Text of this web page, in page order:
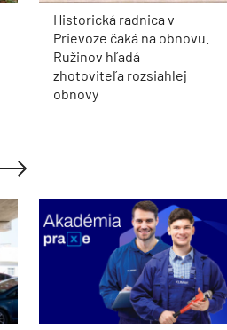
Historická radnica v
Prievoze čaká na obnovu.
Ružinov hľadá
zhotoviteľa rozsiahlej
obnovy